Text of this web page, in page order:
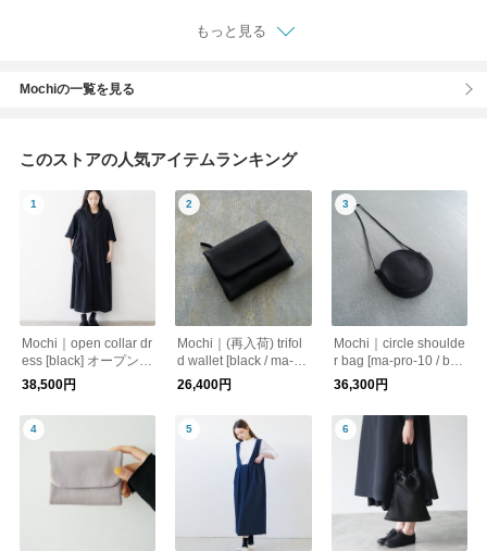
もっと見る
Mochiの一覧を見る
このストアの人気アイテムランキング
Mochi｜open collar dr
ess [black] オープンカ
ラーワンピース
38,500円
Mochi｜(再入荷) trifol
d wallet [black / ma-pr
o-28] 鹿革 3つ折り財
26,400円
Mochi｜circle shoulde
r bag [ma-pro-10 / bla
ck] サークルショルダ
ーバッグ
36,300円